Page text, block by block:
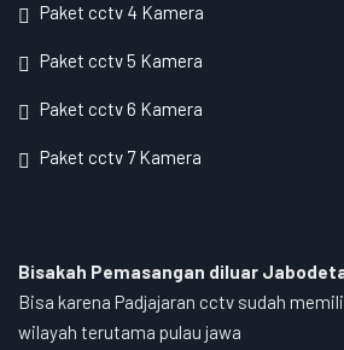
Paket cctv 4 Kamera
Paket cctv 5 Kamera
Paket cctv 6 Kamera
Paket cctv 7 Kamera
Bisakah Pemasangan diluar
Bisa karena Padjajaran cctv sudah
wilayah terutama pulau jawa